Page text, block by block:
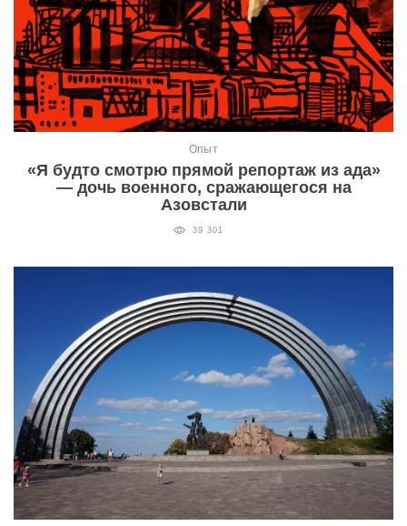
Опыт
«Я будто смотрю прямой репортаж из ада»
— дочь военного, сражающегося на
Азовстали
39 301